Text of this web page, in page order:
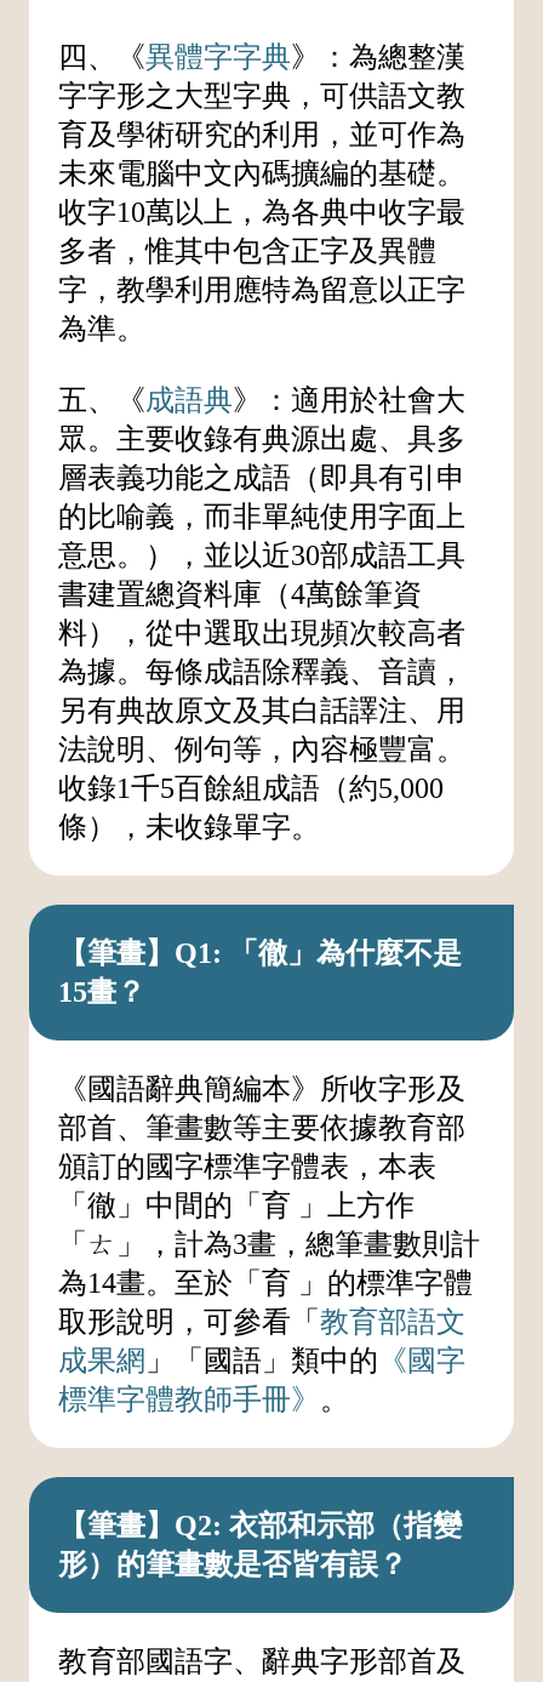
四、《異體字字典》：為總整漢
字字形之大型字典，可供語文教
育及學術研究的利用，並可作為
未來電腦中文內碼擴編的基礎。
收字10萬以上，為各典中收字最
多者，惟其中包含正字及異體
字，教學利用應特為留意以正字
為準。
五、《成語典》：適用於社會大
眾。主要收錄有典源出處、具多
層表義功能之成語（即具有引申
的比喻義，而非單純使用字面上
意思。），並以近30部成語工具
書建置總資料庫（4萬餘筆資
料），從中選取出現頻次較高者
為據。每條成語除釋義、音讀，
另有典故原文及其白話譯注、用
法說明、例句等，內容極豐富。
收錄1千5百餘組成語（約5,000
條），未收錄單字。
【筆畫】Q1: 「徹」為什麼不是
15畫？
《國語辭典簡編本》所收字形及
部首、筆畫數等主要依據教育部
頒訂的國字標準字體表，本表
「徹」中間的「育 」上方作
「ㄊ」，計為3畫，總筆畫數則計
為14畫。至於「育 」的標準字體
取形說明，可參看「 教育部語文
成果網 」「國語」類中的 《國字
標準字體教師手冊》 。
【筆畫】Q2: 衣部和示部（指變
形）的筆畫數是否皆有誤？
教育部國語字、辭典字形部首及